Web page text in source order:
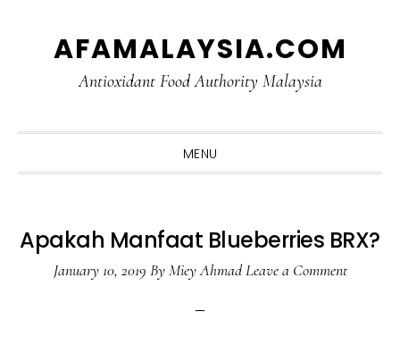
AFAMALAYSIA.COM
Antioxidant Food Authority Malaysia
MENU
Apakah Manfaat Blueberries BRX?
January 10, 2019 ByMiey Ahmad Leave a Comment